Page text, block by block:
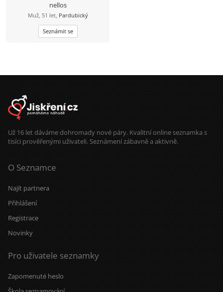
nellos
Muž, 51 let, Pardubický
Seznámit se
Už 16 let dáváme dohromady nové páry. Kvalitní online seznamka s
tisíci prověřenými uživateli. Seznámení zábavně a aktivně.
O Seznamce
Najít partnera
Přihlášení
Registrace
Novinky
Pro uživatele seznamky
Zapomenuté heslo